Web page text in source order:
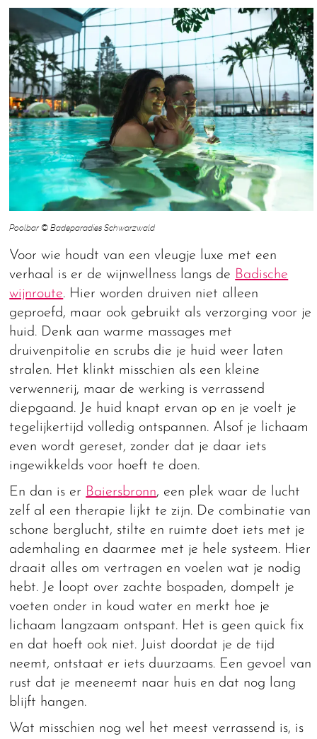
Poolbar © Badeparadies Schwarzwald
Voor wie houdt van een vleugje luxe met een
verhaal is er de wijnwellness langs de Badische
wijnroute. Hier worden druiven niet alleen
geproefd, maar ook gebruikt als verzorging voor je
huid. Denk aan warme massages met
druivenpitolie en scrubs die je huid weer laten
stralen. Het klinkt misschien als een kleine
verwennerij, maar de werking is verrassend
diepgaand. Je huid knapt ervan op en je voelt je
tegelijkertijd volledig ontspannen. Alsof je lichaam
even wordt gereset, zonder dat je daar iets
ingewikkelds voor hoeft te doen.
En dan is er Baiersbronn, een plek waar de lucht
zelf al een therapie lijkt te zijn. De combinatie van
schone berglucht, stilte en ruimte doet iets met je
ademhaling en daarmee met je hele systeem. Hier
draait alles om vertragen en voelen wat je nodig
hebt. Je loopt over zachte bospaden, dompelt je
voeten onder in koud water en merkt hoe je
lichaam langzaam ontspant. Het is geen quick fix
en dat hoeft ook niet. Juist doordat je de tijd
neemt, ontstaat er iets duurzaams. Een gevoel van
rust dat je meeneemt naar huis en dat nog lang
blijft hangen.
Wat misschien nog wel het meest verrassend is, is